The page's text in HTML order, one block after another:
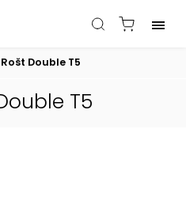
Double T5
T5